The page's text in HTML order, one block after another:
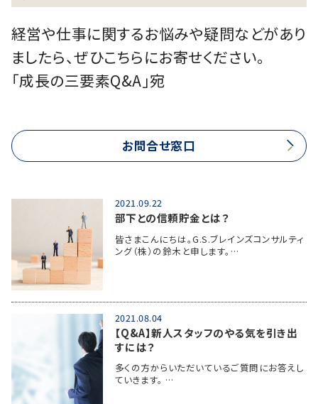
経営や仕事に関するお悩みや疑問などがあり
ましたら、ぜひこちらにお寄せください。
「成長の三要素Q&A」宛
お問合せ窓口
2021.09.22
部下との信頼貯金とは？
皆さまこんにちは。G.S.ブレインズコンサルティ
ング（株）の鈴木と申します。…
2021.08.04
【Q&A】新人スタッフのやる気を引き出
すには？
多くの方からいただいているご質問にお答えし
ていきます。 …